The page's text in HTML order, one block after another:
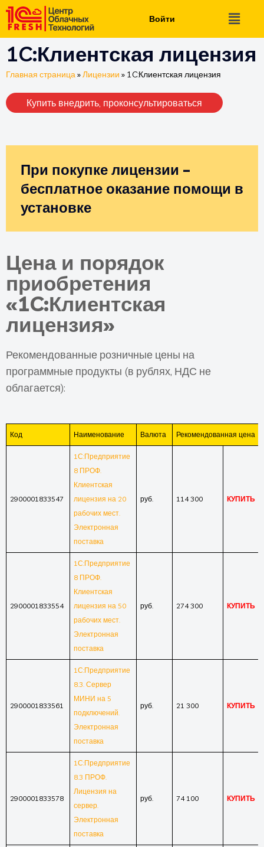
Войти
1C:Клиентская лицензия
Главная страница»Лицензии » 1C:Клиентская лицензия
Купить внедрить, проконсультироваться
При покупке лицензии –
бесплатное оказание помощи в
установке
Цена и порядок
приобретения
«1C:Клиентская
лицензия»
Рекомендованные розничные цены на
программные продукты (в рублях, НДС не
облагается):
Код Наименование Валюта Рекомендованная цена
2900001833547
1С:Предприятие
8 ПРОФ.
Клиентская
лицензия на 20
рабочих мест.
Электронная
поставка
руб. 114 300 КУПИТЬ
2900001833554
1С:Предприятие
8 ПРОФ.
Клиентская
лицензия на 50
рабочих мест.
Электронная
поставка
руб. 274 300 КУПИТЬ
2900001833561
1С:Предприятие
8.3. Сервер
МИНИ на 5
подключений.
Электронная
поставка
руб. 21 300 КУПИТЬ
2900001833578
1С:Предприятие
8.3 ПРОФ.
Лицензия на
сервер.
Электронная
поставка
руб. 74 100 КУПИТЬ